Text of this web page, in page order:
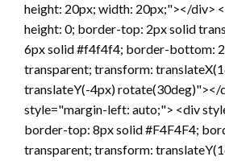
height: 20px; width: 20px;"></div>
height: 0; border-top: 2px solid
6px solid #f4f4f4; border-bottom:
transparent; transform:
translateY(-4px)
style="margin-left: auto;"> <div
border-top: 8px solid #F4F4F4;
transparent; transform: